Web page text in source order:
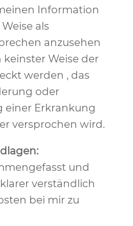
Information
als
anzusehen
keinster Weise der
werden , das
oder
einer Erkrankung
versprochen wird.
und
verständlich
bei mir zu